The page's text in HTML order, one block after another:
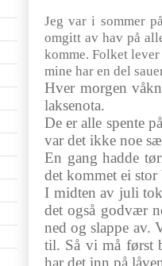
Jeg var i sommer
omgitt av hav på
komme. Folket lever
mine har en del
Hver morgen
laksenota.
Deer alle spente på
var det ikke noe
En ganghadde
det kommet ei stor
I midten av juli
det også godvær
ned og slappe av.
til. Så vimå først
har det inn på